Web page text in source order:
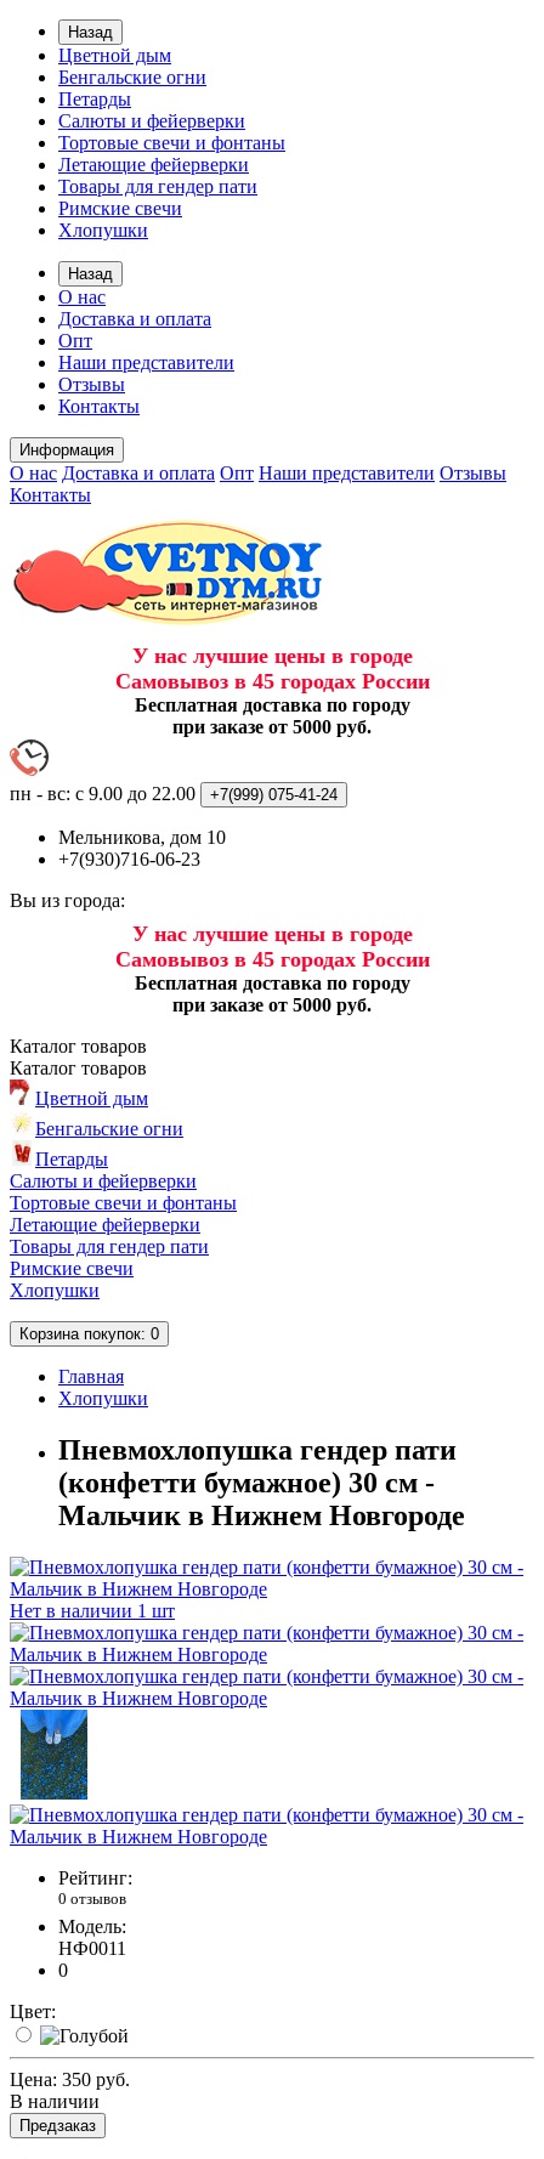
Назад
Цветной дым
Бенгальские огни
Петарды
Салюты и фейерверки
Тортовые свечи и фонтаны
Летающие фейерверки
Товары для гендер пати
Римские свечи
Хлопушки
Назад
О нас
Доставка и оплата
Опт
Наши представители
Отзывы
Контакты
Информация
О нас Доставка и оплата Опт Наши представители Отзывы
Контакты
У нас лучшие цены в городе
Самовывоз в 45 городах России
Бесплатная доставка по городу
при заказе от 5000 руб.
пн - вс: с 9.00 до 22.00 +7(999) 075-41-24
Мельникова, дом 10
+7(930)716-06-23
Вы из города:
У нас лучшие цены в городе
Самовывоз в 45 городах России
Бесплатная доставка по городу
при заказе от 5000 руб.
Каталог товаров
Каталог товаров
Цветной дым
Бенгальские огни
Петарды
Салюты и фейерверки
Тортовые свечи и фонтаны
Летающие фейерверки
Товары для гендер пати
Римские свечи
Хлопушки
Корзинапокупок: 0
Главная
Хлопушки
Пневмохлопушка гендер пати
(конфетти бумажное) 30 см -
Мальчик в Нижнем Новгороде
Нет в наличии 1 шт
Рейтинг:
0 отзывов
Модель:
НФ0011
0
Цвет:
Цена: 350 руб.
В наличии
Предзаказ